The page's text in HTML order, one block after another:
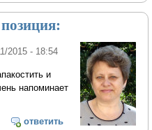
2015 - 18:54
и
напоминает
ответить